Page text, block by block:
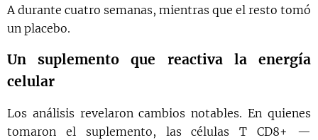
A durante cuatro semanas, mientras que el resto tomó
un placebo.
Un suplemento que reactiva la energía
celular
Los análisis revelaron cambios notables. En quienes
tomaron el suplemento, las células T CD8+ —